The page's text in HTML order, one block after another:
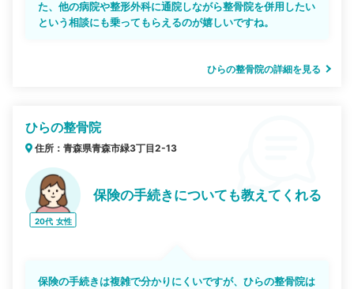
た、他の病院や整形外科に通院しながら整骨院を併用したい
という相談にも乗ってもらえるのが嬉しいですね。
ひらの整骨院の詳細を見る
ひらの整骨院
住所：青森県青森市緑3丁目2-13
20代 女性
保険の手続きについても教えてくれる
保険の手続きは複雑で分かりにくいですが、ひらの整骨院は